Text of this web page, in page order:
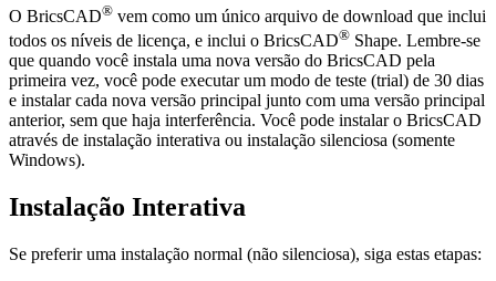
O BricsCAD® vem como um único arquivo de download que inclui
todos os níveis de licença, e inclui o BricsCAD® Shape. Lembre-se
que quando você instala uma nova versão do BricsCAD pela
primeira vez, você pode executar um modo de teste (trial) de 30 dias
e instalar cada nova versão principal junto com uma versão principal
anterior, sem que haja interferência. Você pode instalar o BricsCAD
através de instalação interativa ou instalação silenciosa (somente
Windows).
Instalação Interativa
Se preferir uma instalação normal (não silenciosa), siga estas etapas: